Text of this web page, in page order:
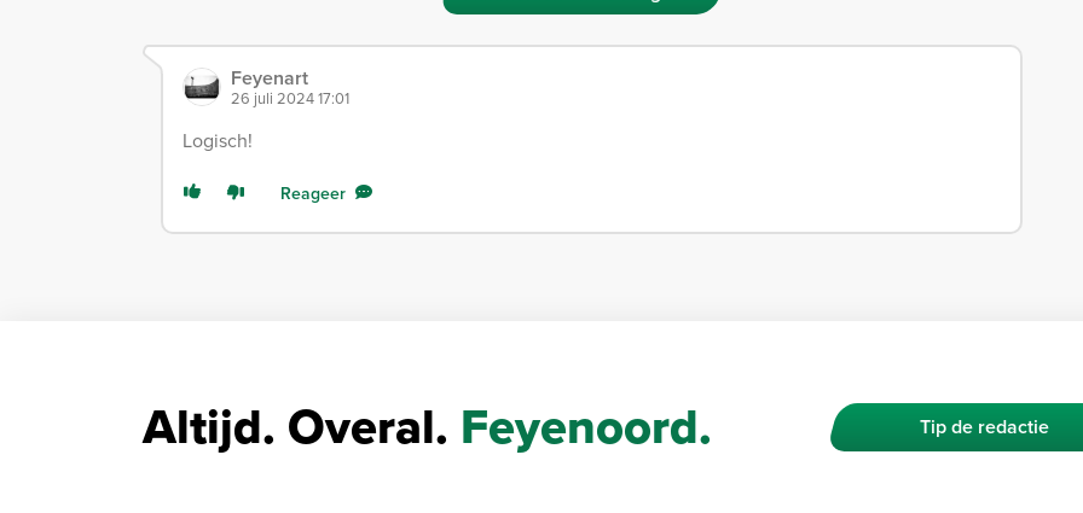
Feyenart
26 juli 2024 17:01
Logisch!
Reageer
Altijd. Overal. Feyenoord. Tip de redactie